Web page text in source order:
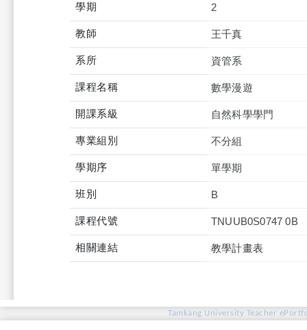
學期 2
教師 王千真
系所 資管系
課程名稱 數學漫遊
開課系級 自然科學學門
專業組別 不分組
學期序 單學期
班別 B
課程代號 TNUUB0S0747 0B
相關連結 教學計畫表
Tamkang University Teacher